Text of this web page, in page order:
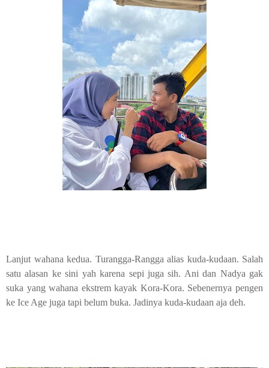
Lanjut wahana kedua. Turangga-Rangga alias kuda-kudaan. Salah
satu alasan ke sini yah karena sepi juga sih. Ani dan Nadya gak
suka yang wahana ekstrem kayak Kora-Kora. Sebenernya pengen
ke Ice Age juga tapi belum buka. Jadinya kuda-kudaan aja deh.